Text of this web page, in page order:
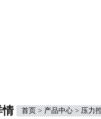
情 首页>产品中心>压力